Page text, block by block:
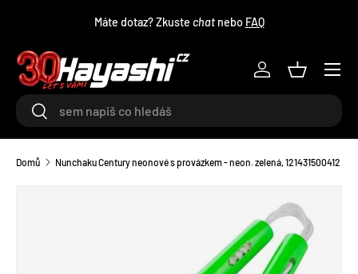
PŘEJÍT NA OBSAHMáte dotaz? Zkuste chatnebo FAQ
HledatHledat
Log inKošík
Menu
Domů Nunchaku Century neonové s provázkem - neon. zelená, 121431500412
TRANSLATION MISSING: